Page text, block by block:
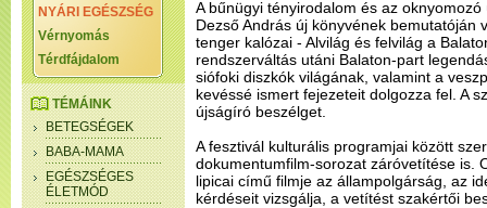
NYÁRI EGÉSZSÉG
Vérnyomás
Térdfájdalom
TÉMÁINK
BETEGSÉGEK
BABA-MAMA
EGÉSZSÉGES
ÉLETMÓD
A bűnügyi tényirodalom és az
Dezső András új könyvének bemutatóján
tenger kalózai - Alvilág és felvilág a
rendszerváltás utáni Balaton-part
siófoki diszkók világának, valamint a
kevéssé ismert fejezeteit dolgozza fel. A
újságíró beszélget.
A fesztivál kulturális programjai között
dokumentumfilm-sorozat záróvetítése is.
lipicai című filmje az állampolgárság, az
kérdéseit vizsgálja, a vetítést szakértői